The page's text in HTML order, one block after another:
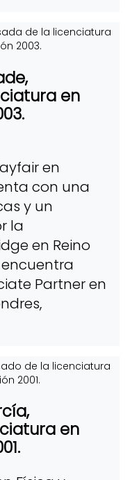
en
en
con una
y un
la
en Reino
Partner en
en